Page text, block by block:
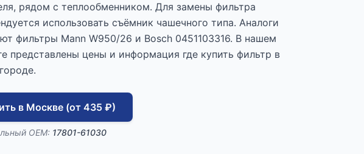
рядом с теплообменником. Для замены фильтра
использовать съёмник чашечного типа. Аналоги
фильтры Mann W950/26 и Bosch 0451103316. В нашем
представлены цены и информация где купить фильтр в
в Москве (от 435 ₽)
OEM: 17801-61030